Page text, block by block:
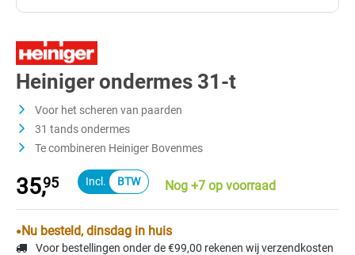
Heiniger ondermes 31-t
Voor het scheren van paarden
31 tands ondermes
Te combineren Heiniger Bovenmes
35,95 Nog +7 op voorraad
Nu besteld, dinsdag in huis
Voor bestellingen onder de €99,00 rekenen wij verzendkosten